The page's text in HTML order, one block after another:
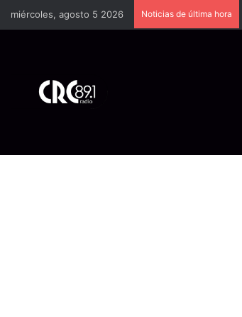
miércoles, agosto 5 2026 Noticias de última hora